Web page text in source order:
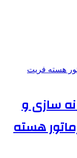
سازی و
هسته